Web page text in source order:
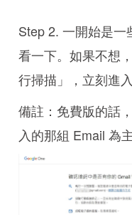
Step 2. 一開始是
看一下。如果不想
行掃描」，立刻進
備註：免費版的話
入的那組 Email 為主